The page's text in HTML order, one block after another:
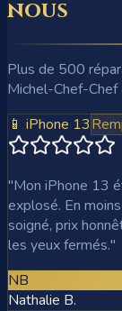
nous
Plus de 500
Michel-Chef-Chef
📱 iPhone 13
"Mon iPhone 13
explosé. En
soigné, prix
les yeux fermés."
NB
Nathalie B.